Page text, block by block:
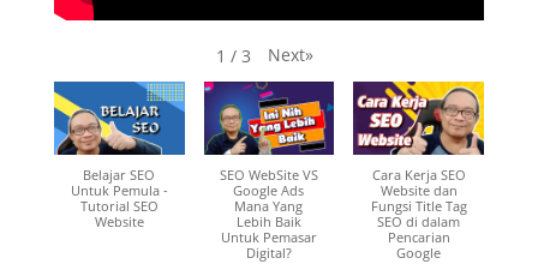
1 / 3 Next»
Belajar SEO
Untuk Pemula -
Tutorial SEO
Website
SEO WebSite VS
Google Ads
Mana Yang
Lebih Baik
Untuk Pemasar
Digital?
Cara Kerja SEO
Website dan
Fungsi Title Tag
SEO di dalam
Pencarian
Google